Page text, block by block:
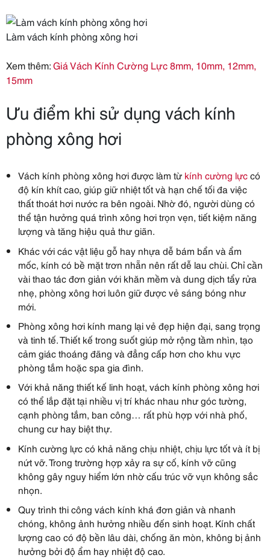
Làm vách kính phòng xông hơi
Xem thêm:Giá Vách Kính Cường Lực 8mm, 10mm, 12mm,
15mm
Ưu điểm khi sử dụng vách kính
phòng xông hơi
Vách kính phòng xông hơi được làm từ kính cường lựccó
độ kín khít cao, giúp giữ nhiệt tốt và hạn chế tối đa việc
thất thoát hơi nước ra bên ngoài. Nhờ đó, người dùng có
thể tận hưởng quá trình xông hơi trọn vẹn, tiết kiệm năng
lượng và tăng hiệu quả thư giãn.
Khác với các vật liệu gỗ hay nhựa dễ bám bẩn và ẩm
mốc, kính có bề mặt trơn nhẵn nên rất dễ lau chùi. Chỉ cần
vài thao tác đơn giản với khăn mềm và dung dịch tẩy rửa
nhẹ, phòng xông hơi luôn giữ được vẻ sáng bóng như
mới.
Phòng xông hơi kính mang lại vẻ đẹp hiện đại, sang trọng
và tinh tế. Thiết kế trong suốt giúp mở rộng tầm nhìn, tạo
cảm giác thoáng đãng và đẳng cấp hơn cho khu vực
phòng tắm hoặc spa gia đình.
Với khả năng thiết kế linh hoạt, vách kính phòng xông hơi
có thể lắp đặt tại nhiều vị trí khác nhau như góc tường,
cạnh phòng tắm, ban công… rất phù hợp với nhà phố,
chung cư hay biệt thự.
Kính cường lực có khả năng chịu nhiệt, chịu lực tốt và ít bị
nứt vỡ. Trong trường hợp xảy ra sự cố, kính vỡ cũng
không gây nguy hiểm lớn nhờ cấu trúc vỡ vụn không sắc
nhọn.
Quy trình thi công vách kính khá đơn giản và nhanh
chóng, không ảnh hưởng nhiều đến sinh hoạt. Kính chất
lượng cao có độ bền lâu dài, chống ăn mòn, không bị ảnh
hưởng bởi độ ẩm hay nhiệt độ cao.